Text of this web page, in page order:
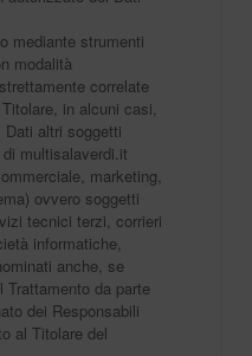
mediante strumenti
modalità
correlate
in alcuni casi,
Dati altri soggetti
multisalaverdi.it
marketing,
ovvero soggetti
tecnici terzi, corrieri
informatiche,
anche, se
Trattamento da parte
dei Responsabili
al Titolare del